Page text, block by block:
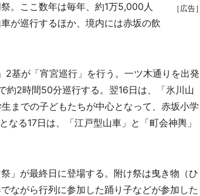
［広告］
。ここ数年は毎年、約1万5,000人
が巡行するほか、境内には赤坂の飲
基が「宵宮巡行」を行う。一ツ木通りを出発
約2時間50分巡行する。翌16日は、「氷川山
までの子どもたちが中心となって、赤坂小学
る17日は、「江戸型山車」と「町会神輿」
」が最終日に登場する。附け祭は曳き物（ひ
ながら行列に参加した踊り子などが参加した